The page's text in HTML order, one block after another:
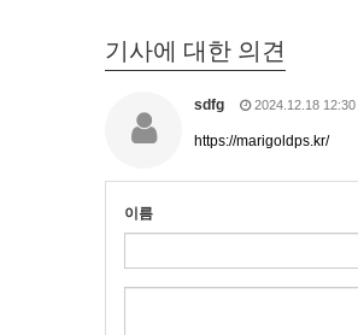
기사에 대한 의견
sdfg 2024.12.18 12:30
https://marigoldps.kr/
이름